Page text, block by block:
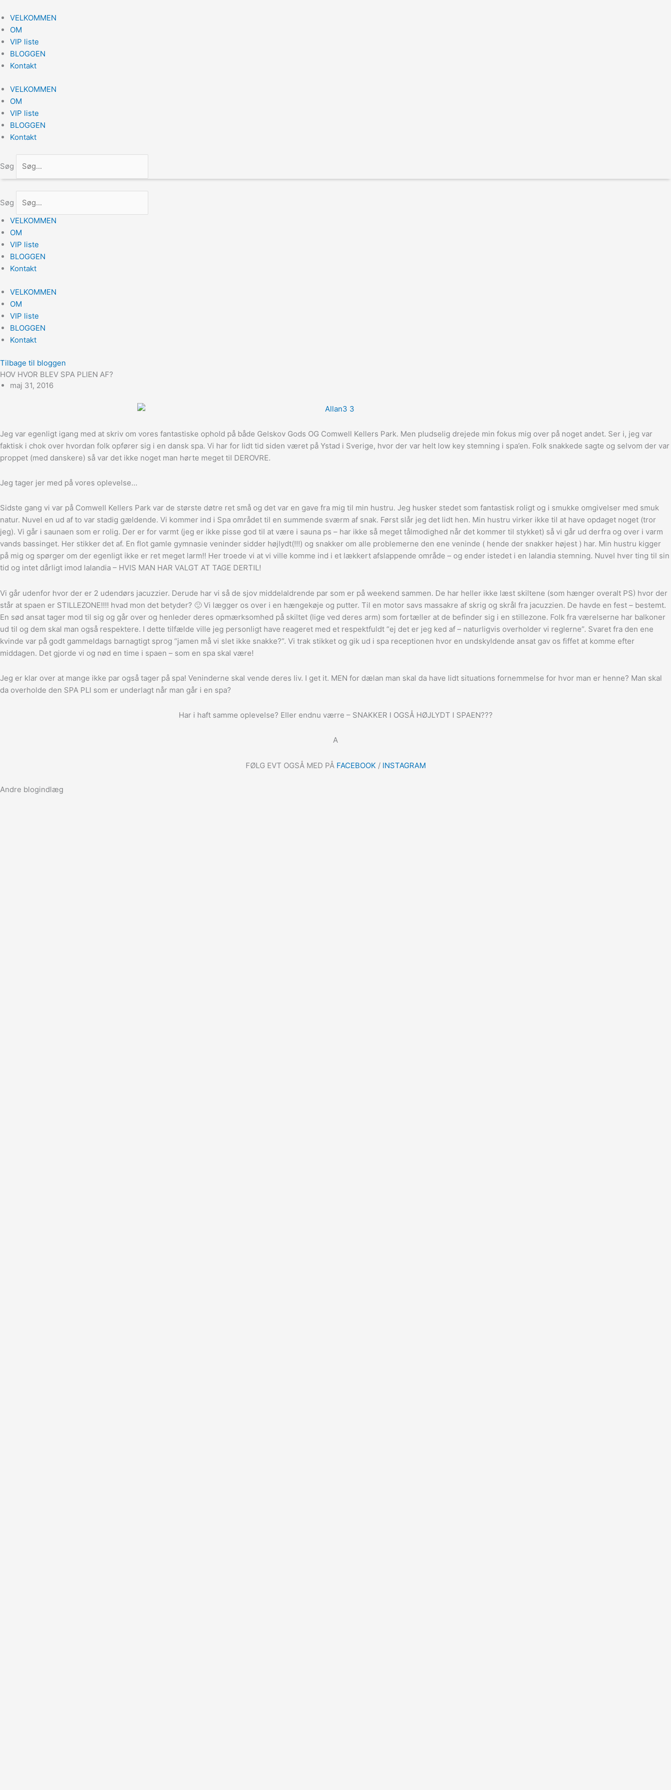
til
indholdet
VELKOMMEN
OM
VIP liste
BLOGGEN
Kontakt
VELKOMMEN
OM
VIP liste
BLOGGEN
Kontakt
Søg
Søg
VELKOMMEN
OM
VIP liste
BLOGGEN
Kontakt
VELKOMMEN
OM
VIP liste
BLOGGEN
Kontakt
Tilbage til bloggen
HOV HVOR BLEV SPA PLIEN AF?
maj 31, 2016
Jeg var egenligt igang med at skriv om vores fantastiske ophold på både Gelskov Gods OG Comwell Kellers Park. Men pludselig drejede min fokus mig over på noget andet. Ser i, jeg var
faktisk i chok over hvordan folk opfører sig i en dansk spa. Vi har for lidt tid siden været på Ystad i Sverige, hvor der var helt low key stemning i spa’en. Folk snakkede sagte og selvom der var
proppet (med danskere) så var det ikke noget man hørte meget til DEROVRE.
Jeg tager jer med på vores oplevelse…
Sidste gang vi var på Comwell Kellers Park var de største døtre ret små og det var en gave fra mig til min hustru. Jeg husker stedet som fantastisk roligt og i smukke omgivelser med smuk
natur. Nuvel en ud af to var stadig gældende. Vi kommer ind i Spa området til en summende sværm af snak. Først slår jeg det lidt hen. Min hustru virker ikke til at have opdaget noget (tror
jeg). Vi går i saunaen som er rolig. Der er for varmt (jeg er ikke pisse god til at være i sauna ps – har ikke så meget tålmodighed når det kommer til stykket) så vi går ud derfra og over i varm
vands bassinget. Her stikker det af. En flot gamle gymnasie veninder sidder højlydt(!!!) og snakker om alle problemerne den ene veninde ( hende der snakker højest ) har. Min hustru kigger
på mig og spørger om der egenligt ikke er ret meget larm!! Her troede vi at vi ville komme ind i et lækkert afslappende område – og ender istedet i en lalandia stemning. Nuvel hver ting til sin
tid og intet dårligt imod lalandia – HVIS MAN HAR VALGT AT TAGE DERTIL!
Vi går udenfor hvor der er 2 udendørs jacuzzier. Derude har vi så de sjov middelaldrende par som er på weekend sammen. De har heller ikke læst skiltene (som hænger overalt PS) hvor der
står at spaen er STILLEZONE!!!! hvad mon det betyder? 🙂 Vi lægger os over i en hængekøje og putter. Til en motor savs massakre af skrig og skrål fra jacuzzien. De havde en fest – bestemt.
En sød ansat tager mod til sig og går over og henleder deres opmærksomhed på skiltet (lige ved deres arm) som fortæller at de befinder sig i en stillezone. Folk fra værelserne har balkoner
ud til og dem skal man også respektere. I dette tilfælde ville jeg personligt have reageret med et respektfuldt “ej det er jeg ked af – naturligvis overholder vi reglerne”. Svaret fra den ene
kvinde var på godt gammeldags barnagtigt sprog “jamen må vi slet ikke snakke?”. Vi trak stikket og gik ud i spa receptionen hvor en undskyldende ansat gav os fiffet at komme efter
middagen. Det gjorde vi og nød en time i spaen – som en spa skal være!
Jeg er klar over at mange ikke par også tager på spa! Veninderne skal vende deres liv. I get it. MEN for dælan man skal da have lidt situations fornemmelse for hvor man er henne? Man skal
da overholde den SPA PLI som er underlagt når man går i en spa?
Har i haft samme oplevelse? Eller endnu værre – SNAKKER I OGSÅ HØJLYDT I SPAEN???
A
FØLG EVT OGSÅ MED PÅ FACEBOOK / INSTAGRAM
Andre blogindlæg